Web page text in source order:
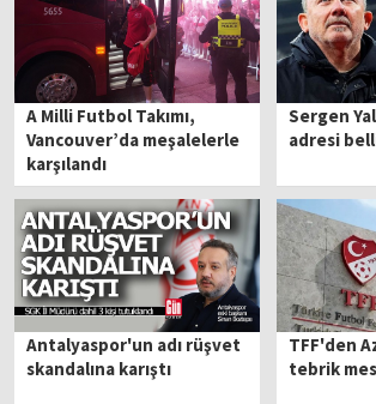
A Milli Futbol Takımı,
Vancouver’da meşalelerle
karşılandı
Sergen
adresi
Antalyaspor'un adı rüşvet
skandalına karıştı
TFF'den
tebrik